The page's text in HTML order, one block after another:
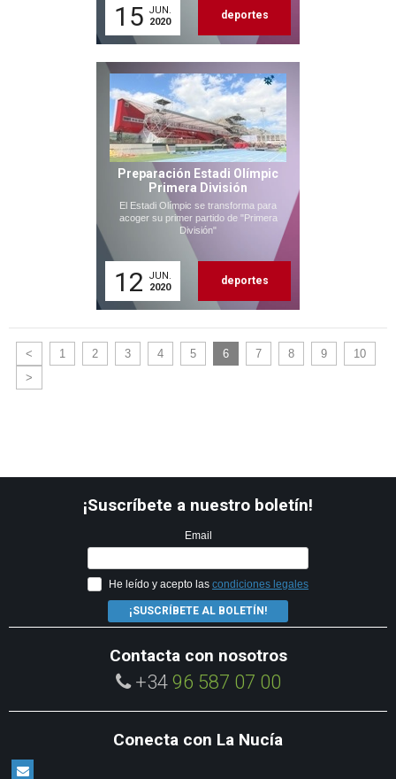
15 JUN.
2020
deportes
Preparación Estadi Olímpic
Primera División
El Estadi Olímpic se transforma para
acoger su primer partido de "Primera
División"
12
JUN.
2020
deportes
< 1 2 3 4 5 6 7 8 9
10
>
¡Suscríbete a nuestro boletín!
Email
He leído y acepto las condiciones legales
¡SUSCRÍBETE AL BOLETÍN!
Contacta con nosotros
+34 96 587 07 00
Conecta con La Nucía